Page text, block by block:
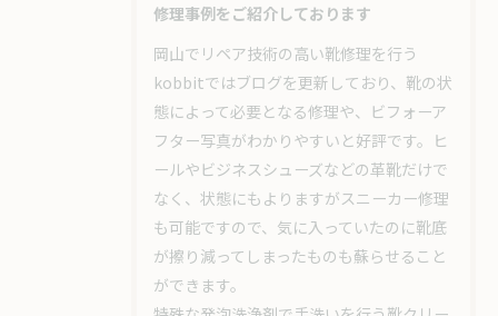
修理事例をご紹介しております
岡山でリペア技術の高い靴修理を行う
kobbitではブログを更新しており、靴の状
態によって必要となる修理や、ビフォーア
フター写真がわかりやすいと好評です。ヒ
ールやビジネスシューズなどの革靴だけで
なく、状態にもよりますがスニーカー修理
も可能ですので、気に入っていたのに靴底
が擦り減ってしまったものも蘇らせること
ができます。